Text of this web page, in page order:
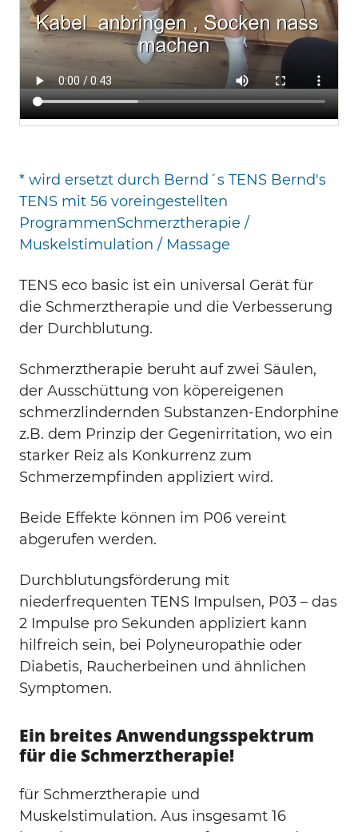
* wird ersetzt durch Bernd´s TENS Bernd's
TENS mit 56 voreingestellten
ProgrammenSchmerztherapie /
Muskelstimulation / Massage
TENS eco basic ist ein universal Gerät für
die Schmerztherapie und die Verbesserung
der Durchblutung.
Schmerztherapie beruht auf zwei Säulen,
der Ausschüttung von köpereigenen
schmerzlindernden Substanzen-Endorphine
z.B. dem Prinzip der Gegenirritation, wo ein
starker Reiz als Konkurrenz zum
Schmerzempfinden appliziert wird.
Beide Effekte können im P06 vereint
abgerufen werden.
Durchblutungsförderung mit
niederfrequenten TENS Impulsen, P03 – das
2 Impulse pro Sekunden appliziert kann
hilfreich sein, bei Polyneuropathie oder
Diabetis, Raucherbeinen und ähnlichen
Symptomen.
Ein breites Anwendungsspektrum
für die Schmerztherapie!
für Schmerztherapie und
Muskelstimulation. Aus insgesamt 16